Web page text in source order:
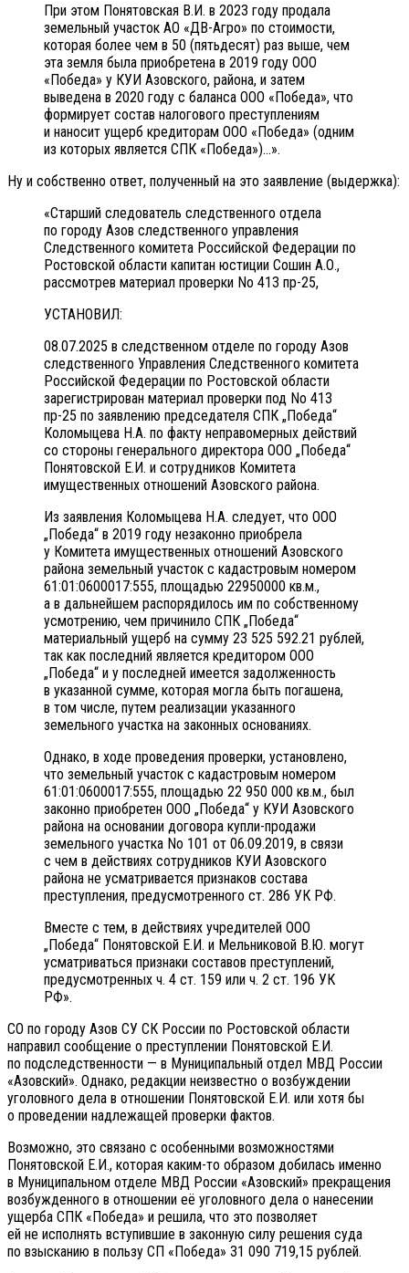
При этом Понятовская В.И. в 2023 году продала
земельный участок АО «ДВ-Агро» по стоимости,
которая более чем в 50 (пятьдесят) раз выше, чем
эта земля была приобретена в 2019 году ООО
«Победа» у КУИ Азовского, района, и затем
выведена в 2020 году с баланса ООО «Победа», что
формирует состав налогового преступлениям
и наносит ущерб кредиторам ООО «Победа» (одним
из которых является СПК «Победа»)…».
Ну и собственно ответ, полученный на это заявление (выдержка):
«Старший следователь следственного отдела
по городу Азов следственного управления
Следственного комитета Российской Федерации по
Ростовской области капитан юстиции Сошин А.О.,
рассмотрев материал проверки No 413 пр-25,
УСТАНОВИЛ:
08.07.2025 в следственном отделе по городу Азов
следственного Управления Следственного комитета
Российской Федерации по Ростовской области
зарегистрирован материал проверки под No 413
пр-25 по заявлению председателя СПК „Победа“
Коломыцева Н.А. по факту неправомерных действий
со стороны генерального директора ООО „Победа“
Понятовской Е.И. и сотрудников Комитета
имущественных отношений Азовского района.
Из заявления Коломыцева Н.А. следует, что ООО
„Победа“ в 2019 году незаконно приобрела
у Комитета имущественных отношений Азовского
района земельный участок с кадастровым номером
61:01:0600017:555, площадью 22950000 кв.м.,
а в дальнейшем распорядилось им по собственному
усмотрению, чем причинило СПК „Победа“
материальный ущерб на сумму 23 525 592.21 рублей,
так как последний является кредитором ООО
„Победа“ и у последней имеется задолженность
в указанной сумме, которая могла быть погашена,
в том числе, путем реализации указанного
земельного участка на законных основаниях.
Однако, в ходе проведения проверки, установлено,
что земельный участок с кадастровым номером
61:01:0600017:555, площадью 22 950 000 кв.м., был
законно приобретен ООО „Победа“ у КУИ Азовского
района на основании договора купли-продажи
земельного участка No 101 от 06.09.2019, в связи
с чем в действиях сотрудников КУИ Азовского
района не усматривается признаков состава
преступления, предусмотренного ст. 286 УК РФ.
Вместе с тем, в действиях учредителей ООО
„Победа“ Понятовской Е.И. и Мельниковой В.Ю. могут
усматриваться признаки составов преступлений,
предусмотренных ч. 4 ст. 159 или ч. 2 ст. 196 УК
РФ».
СО по городу Азов СУ СК России по Ростовской области
направил сообщение о преступлении Понятовской Е.И.
по подследственности — в Муниципальный отдел МВД России
«Азовский». Однако, редакции неизвестно о возбуждении
уголовного дела в отношении Понятовской Е.И. или хотя бы
о проведении надлежащей проверки фактов.
Возможно, это связано с особенными возможностями
Понятовской Е.И., которая каким-то образом добилась именно
в Муниципальном отделе МВД России «Азовский» прекращения
возбужденного в отношении её уголовного дела о нанесении
ущерба СПК «Победа» и решила, что это позволяет
ей не исполнять вступившие в законную силу решения суда
по взысканию в пользу СП «Победа» 31 090 719,15 рублей.